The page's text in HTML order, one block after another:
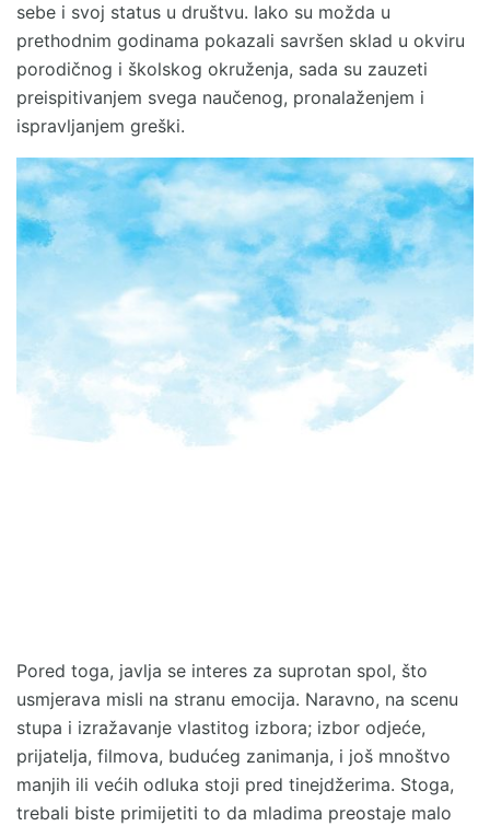
sebe i svoj status u društvu. Iako su možda u
prethodnim godinama pokazali savršen sklad u okviru
porodičnog i školskog okruženja, sada su zauzeti
preispitivanjem svega naučenog, pronalaženjem i
ispravljanjem greški.
Pored toga, javlja se interes za suprotan spol, što
usmjerava misli na stranu emocija. Naravno, na scenu
stupa i izražavanje vlastitog izbora; izbor odjeće,
prijatelja, filmova, budućeg zanimanja, i još mnoštvo
manjih ili većih odluka stoji pred tinejdžerima. Stoga,
trebali biste primijetiti to da mladima preostaje malo